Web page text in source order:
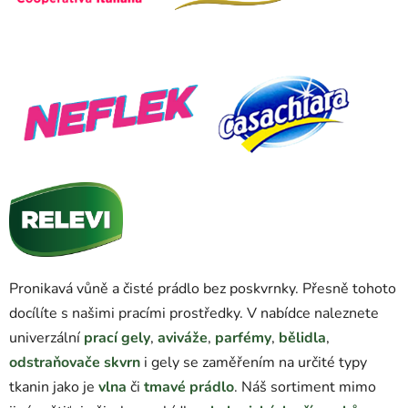
Pronikavá vůně a čisté prádlo bez poskvrnky. Přesně tohoto
docílíte s našimi pracími prostředky. V nabídce naleznete
univerzální prací gely, aviváže, parfémy, bělidla,
odstraňovače skvrn i gely se zaměřením na určité typy
tkanin jako je vlna či tmavé prádlo. Náš sortiment mimo